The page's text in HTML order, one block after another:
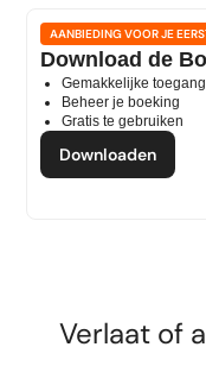
AANBIEDING VOOR JE
Download de
Gemakkelijke toegang
Beheer je boeking
Gratis te gebruiken
Downloaden
Verlaat of